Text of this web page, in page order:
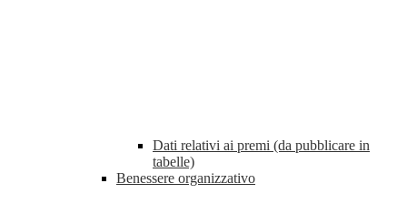
Dati relativi ai premi (da pubblicare in
tabelle)
Benessere organizzativo